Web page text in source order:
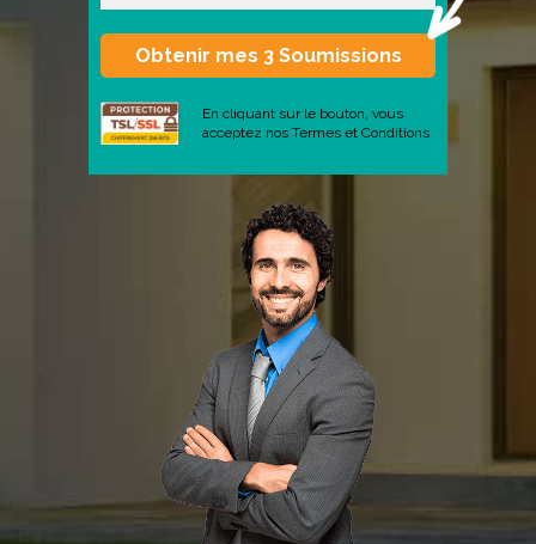
En cliquant sur le bouton, vous
acceptez nos Termes et Conditions